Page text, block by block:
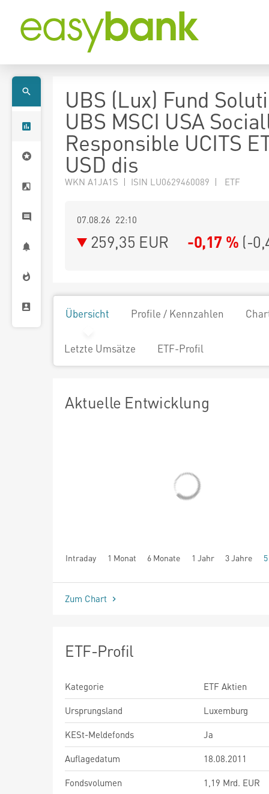
UBS (Lux) Fund
UBS MSCI USA
Responsible UCITS
USD dis
WKN A1JA1S | ISIN LU0629460089 | ETF
07.08.26 22:10
259,35 EUR -0,17 % (-
Übersicht Profile / Kennzahlen
Letzte Umsätze ETF-Profil
Aktuelle Entwicklung
Intraday 1 Monat 6 Monate 1 Jahr 3 Jahre
seit Beginn
Zum Chart
ETF-Profil
Kategorie
ETF Aktien
Ursprungsland
Luxemburg
KESt-Meldefonds
Ja
Auflagedatum
18.08.2011
Fondsvolumen
1,19 Mrd. EUR